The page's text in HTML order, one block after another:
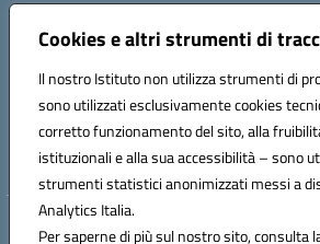
Cookies e altri strumenti di
Il nostro Istituto non utilizza strumenti di
sono utilizzati esclusivamente cookies
corretto funzionamento del sito, alla
istituzionali e alla sua accessibilità – sono
strumenti statistici anonimizzati messi a
Analytics Italia.
Per saperne di più sul nostro sito, consulta
Indirizzo:
Centralino:0881234514 - 0881752614 -
Posta elettronica certificata (PEC):
Codice fiscale: 80003140714
Codice meccanografico: FGPS010008
Hosting & Powered by 3D